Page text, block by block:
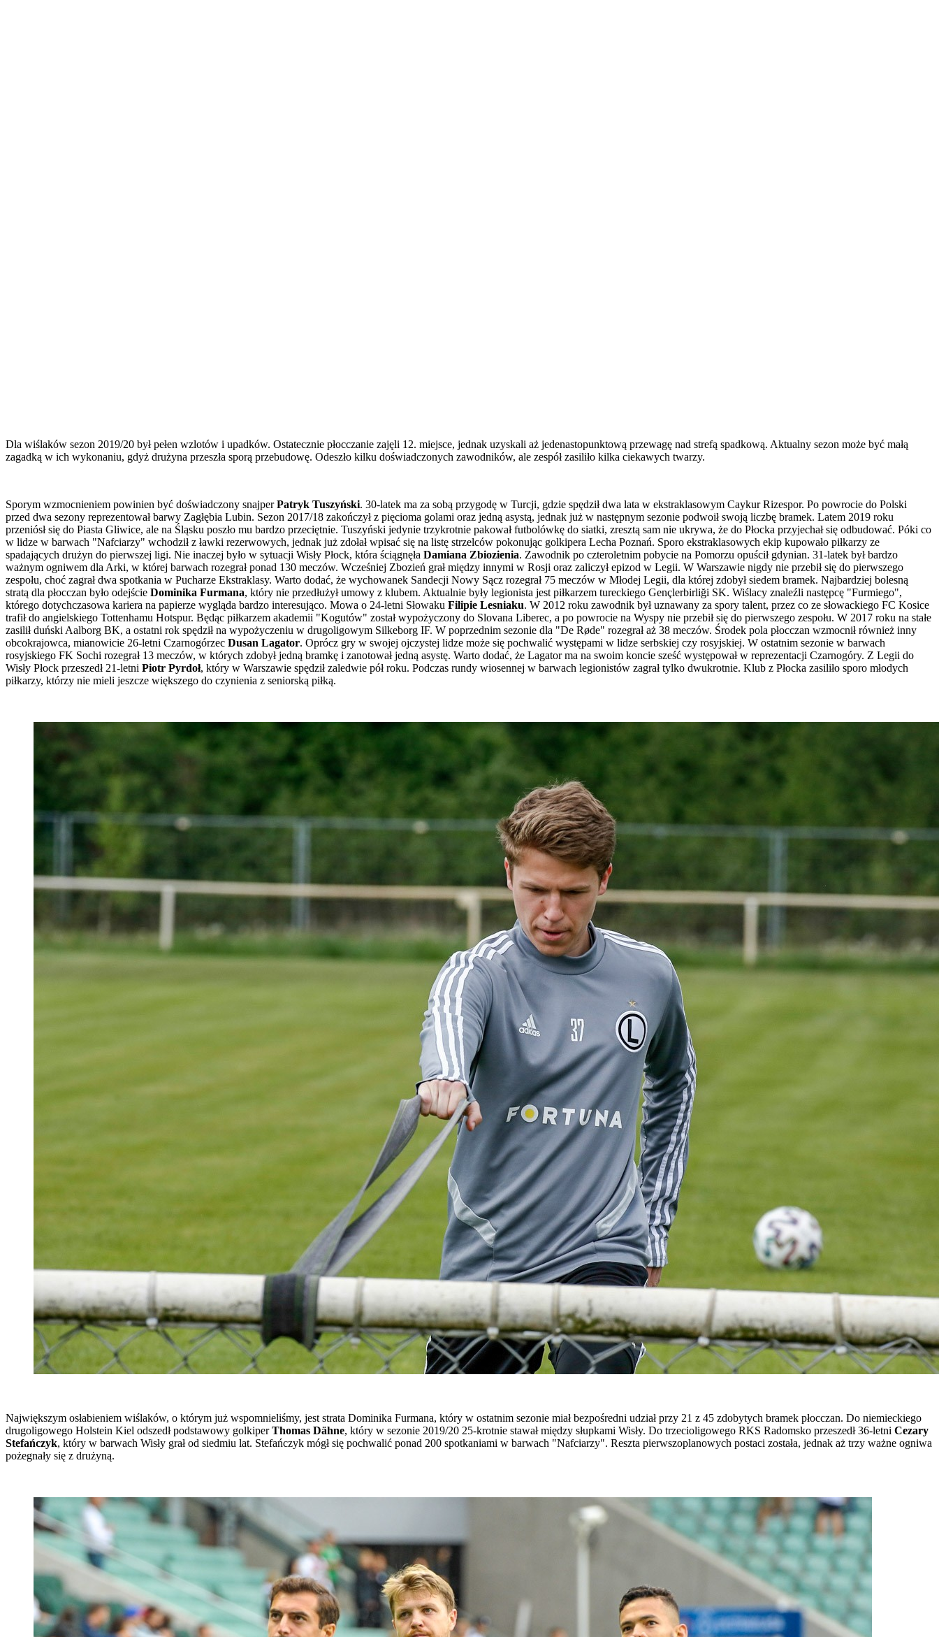
Dla wiślaków sezon 2019/20 był pełen wzlotów i upadków. Ostatecznie płocczanie zajęli 12. miejsce, jednak uzyskali aż jedenastopunktową przewagę nad strefą spadkową. Aktualny sezon może być małą
zagadką w ich wykonaniu, gdyż drużyna przeszła sporą przebudowę. Odeszło kilku doświadczonych zawodników, ale zespół zasiliło kilka ciekawych twarzy.
Sporym wzmocnieniem powinien być doświadczony snajperPatryk Tuszyński. 30-latek ma za sobą przygodę w Turcji, gdzie spędził dwa lata w ekstraklasowym Caykur Rizespor. Po powrocie do Polski
przed dwa sezony reprezentował barwy Zagłębia Lubin. Sezon 2017/18 zakończył z pięcioma golami oraz jedną asystą, jednak już w następnym sezonie podwoił swoją liczbę bramek. Latem 2019 roku
przeniósł się do Piasta Gliwice, ale na Śląsku poszło mu bardzo przeciętnie. Tuszyński jedynie trzykrotnie pakował futbolówkę do siatki, zresztą sam nie ukrywa, że do Płocka przyjechał się odbudować. Póki co
w lidze w barwach "Nafciarzy" wchodził z ławki rezerwowych, jednak już zdołał wpisać się na listę strzelców pokonując golkipera Lecha Poznań. Sporo ekstraklasowych ekip kupowało piłkarzy ze
spadających drużyn do pierwszej ligi. Nie inaczej było w sytuacji Wisły Płock, która ściągnęła Damiana Zbiozienia. Zawodnik po czteroletnim pobycie na Pomorzu opuścił gdynian. 31-latek był bardzo
ważnym ogniwem dla Arki, w której barwach rozegrał ponad 130 meczów. Wcześniej Zbozień grał między innymi w Rosji oraz zaliczył epizod w Legii. W Warszawie nigdy nie przebił się do pierwszego
zespołu, choć zagrał dwa spotkania w Pucharze Ekstraklasy. Warto dodać, że wychowanek Sandecji Nowy Sącz rozegrał 75 meczów w Młodej Legii, dla której zdobył siedem bramek. Najbardziej bolesną
stratą dla płocczan było odejście Dominika Furmana, który nie przedłużył umowy z klubem. Aktualnie były legionista jest piłkarzem tureckiego Gençlerbirliği SK. Wiślacy znaleźli następcę "Furmiego",
którego dotychczasowa kariera na papierze wygląda bardzo interesująco. Mowa o 24-letni Słowaku Filipie Lesniaku. W 2012 roku zawodnik był uznawany za spory talent, przez co ze słowackiego FC Kosice
trafił do angielskiego Tottenhamu Hotspur. Będąc piłkarzem akademii "Kogutów" został wypożyczony do Slovana Liberec, a po powrocie na Wyspy nie przebił się do pierwszego zespołu. W 2017 roku na stałe
zasilił duński Aalborg BK, a ostatni rok spędził na wypożyczeniu w drugoligowym Silkeborg IF. W poprzednim sezonie dla "De Røde" rozegrał aż 38 meczów. Środek pola płocczan wzmocnił również inny
obcokrajowca, mianowicie 26-letni Czarnogórzec Dusan Lagator. Oprócz gry w swojej ojczystej lidze może się pochwalić występami w lidze serbskiej czy rosyjskiej. W ostatnim sezonie w barwach
rosyjskiego FK Sochi rozegrał 13 meczów, w których zdobył jedną bramkę i zanotował jedną asystę. Warto dodać, że Lagator ma na swoim koncie sześć występował w reprezentacji Czarnogóry. Z Legii do
Wisły Płock przeszedł 21-letni Piotr Pyrdoł, który w Warszawie spędził zaledwie pół roku. Podczas rundy wiosennej w barwach legionistów zagrał tylko dwukrotnie. Klub z Płocka zasiliło sporo młodych
piłkarzy, którzy nie mieli jeszcze większego do czynienia z seniorską piłką.
Największym osłabieniem wiślaków, o którym już wspomnieliśmy, jest strata Dominika Furmana, który w ostatnim sezonie miał bezpośredni udział przy 21 z 45 zdobytych bramek płocczan. Do niemieckiego
drugoligowego Holstein Kiel odszedł podstawowy golkiperThomas Dähne, który w sezonie 2019/20 25-krotnie stawał między słupkami Wisły. Do trzecioligowego RKS Radomsko przeszedł 36-letni Cezary
Stefańczyk, który w barwach Wisły grał od siedmiu lat. Stefańczyk mógł się pochwalić ponad 200 spotkaniami w barwach "Nafciarzy". Reszta pierwszoplanowych postaci została, jednak aż trzy ważne ogniwa
pożegnały się z drużyną.